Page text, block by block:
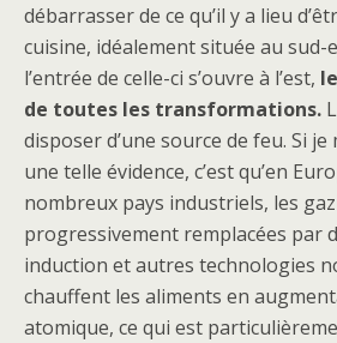
débarrasser de ce qu’il y a lieu
cuisine, idéalement située au sud-
l’entrée de celle-ci s’ouvre à l’est,
de toutes les transformations.
disposer d’une source de feu. Si je
une telle évidence, c’est qu’en
nombreux pays industriels, les
progressivement remplacées par
induction et autres technologies
chauffent les aliments en
atomique, ce qui est